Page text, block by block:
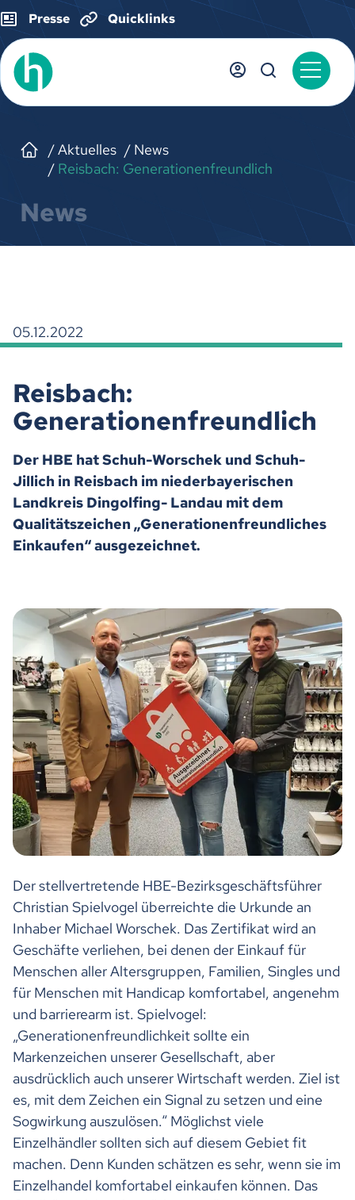
Presse Quicklinks
Aktuelles
News
Reisbach: Generationenfreundlich
News
05.12.2022
Reisbach:
Generationenfreundlich
Der HBE hat Schuh-Worschek und Schuh-
Jillich in Reisbach im niederbayerischen
Landkreis Dingolfing- Landau mit dem
Qualitätszeichen „Generationenfreundliches
Einkaufen“ ausgezeichnet.
Der stellvertretende HBE-Bezirksgeschäftsführer
Christian Spielvogel überreichte die Urkunde an
Inhaber Michael Worschek. Das Zertifikat wird an
Geschäfte verliehen, bei denen der Einkauf für
Menschen aller Altersgruppen, Familien, Singles und
für Menschen mit Handicap komfortabel, angenehm
und barrierearm ist. Spielvogel:
„Generationenfreundlichkeit sollte ein
Markenzeichen unserer Gesellschaft, aber
ausdrücklich auch unserer Wirtschaft werden. Ziel ist
es, mit dem Zeichen ein Signal zu setzen und eine
Sogwirkung auszulösen.“ Möglichst viele
Einzelhändler sollten sich auf diesem Gebiet fit
machen. Denn Kunden schätzen es sehr, wenn sie im
Einzelhandel komfortabel einkaufen können. Das